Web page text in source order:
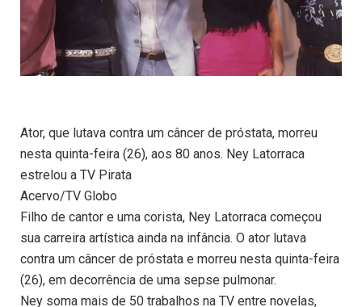
Ator, que lutava contra um câncer de próstata, morreu
nesta quinta-feira (26), aos 80 anos. Ney Latorraca
estrelou a TV Pirata
Acervo/TV Globo
Filho de cantor e uma corista, Ney Latorraca começou
sua carreira artística ainda na infância. O ator lutava
contra um câncer de próstata e morreu nesta quinta-feira
(26), em decorrência de uma sepse pulmonar.
Ney soma mais de 50 trabalhos na TV entre novelas,